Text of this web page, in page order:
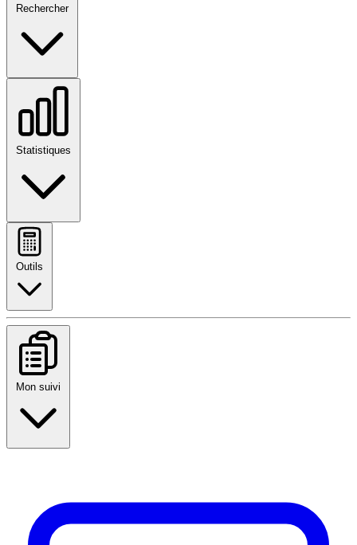
Rechercher
Statistiques
Outils
Mon suivi